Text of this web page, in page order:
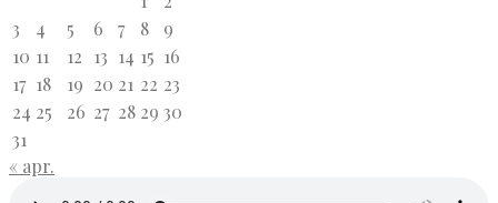
3
4 5 6 7 8
9
10 11 12 13 14 15 16
17 18 19 20 21 22 23
24 25 26 27 28 29 30
31
« apr.